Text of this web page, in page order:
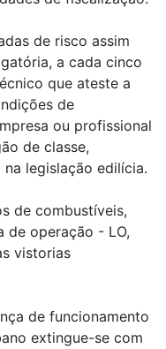
de risco assim
a cada cinco
que ateste a
de
ou profissional
de classe,
legislação edilícia.
de combustíveis,
de operação - LO,
vistorias
de funcionamento
extingue-se com